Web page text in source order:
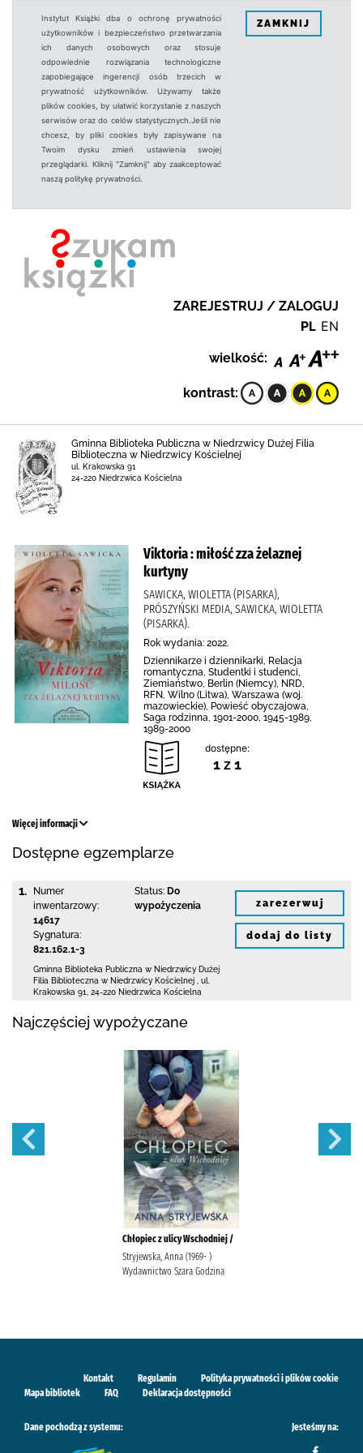
Instytut Książki dba o ochronę prywatności
użytkowników i bezpieczeństwo przetwarzania
ich danych osobowych oraz stosuje
odpowiednie rozwiązania technologiczne
zapobiegające ingerencji osób trzecich w
prywatność użytkowników. Używamy także
plików cookies, by ułatwić korzystanie z naszych
serwisów oraz do celów statystycznych.Jeśli nie
chcesz, by pliki cookies były zapisywane na
Twoim dysku zmień ustawienia swojej
przeglądarki. Kliknij "Zamknij" aby zaakceptować
naszą politykę prywatności.
ZAMKNIJ
ZAREJESTRUJ / ZALOGUJ
PL EN
wielkość:
kontrast:
Gminna Biblioteka Publiczna w Niedrzwicy Dużej Filia
Biblioteczna w Niedrzwicy Kościelnej
ul. Krakowska 91
24-220 Niedrzwica Kościelna
Viktoria : miłość zza żelaznej
kurtyny
SAWICKA, WIOLETTA (PISARKA),
PRÓSZYŃSKI MEDIA, SAWICKA, WIOLETTA
(PISARKA).
Rok wydania: 2022.
Dziennikarze i dziennikarki, Relacja
romantyczna, Studentki i studenci,
Ziemiaństwo, Berlin (Niemcy), NRD,
RFN, Wilno (Litwa), Warszawa (woj.
mazowieckie), Powieść obyczajowa,
Saga rodzinna, 1901-2000, 1945-1989,
1989-2000
dostępne:
1 z 1
Więcej informacji
Dostępne egzemplarze
1.
Numer
inwentarzowy:
14617
Sygnatura:
821.162.1-3
Status: Do
wypożyczenia
Gminna Biblioteka Publiczna w Niedrzwicy Dużej
Filia Biblioteczna w Niedrzwicy Kościelnej
ul.
Krakowska 91
24-220 Niedrzwica Kościelna
zarezerwuj
dodaj do listy
Najczęściej wypożyczane
Chłopiec z ulicy Wschodniej /
Stryjewska, Anna (1969- )
Wydawnictwo Szara Godzina
Kontakt Regulamin
Polityka prywatności i plików cookie
Mapa bibliotek
FAQ Deklaracja dostępności
Dane pochodzą z systemu: Jesteśmy na: